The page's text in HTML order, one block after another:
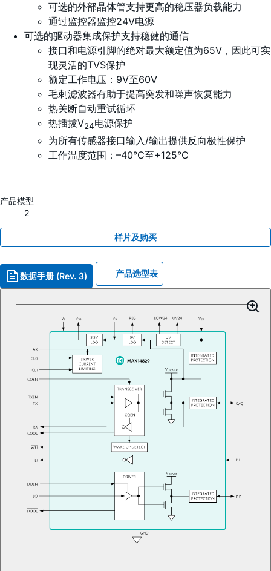
可选的外部晶体管支持更高的稳压器负载能力
通过监控器监控24V电源
可选的驱动器集成保护支持稳健的通信
接口和电源引脚的绝对最大额定值为65V，因此可实
现灵活的TVS保护
额定工作电压：9V至60V
毛刺滤波器有助于提高突发和噪声恢复能力
热关断自动重试循环
热插拔V24电源保护
为所有传感器接口输入/输出提供反向极性保护
工作温度范围：–40°C至+125°C
产品模型
2
样片及购买
数据手册 (Rev. 3) 产品选型表